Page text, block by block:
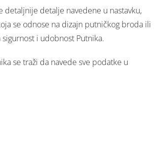
detaljnije detalje navedene u nastavku,
se odnose na dizajn putničkog broda ili
i udobnost Putnika.
se traži da navede sve podatke u